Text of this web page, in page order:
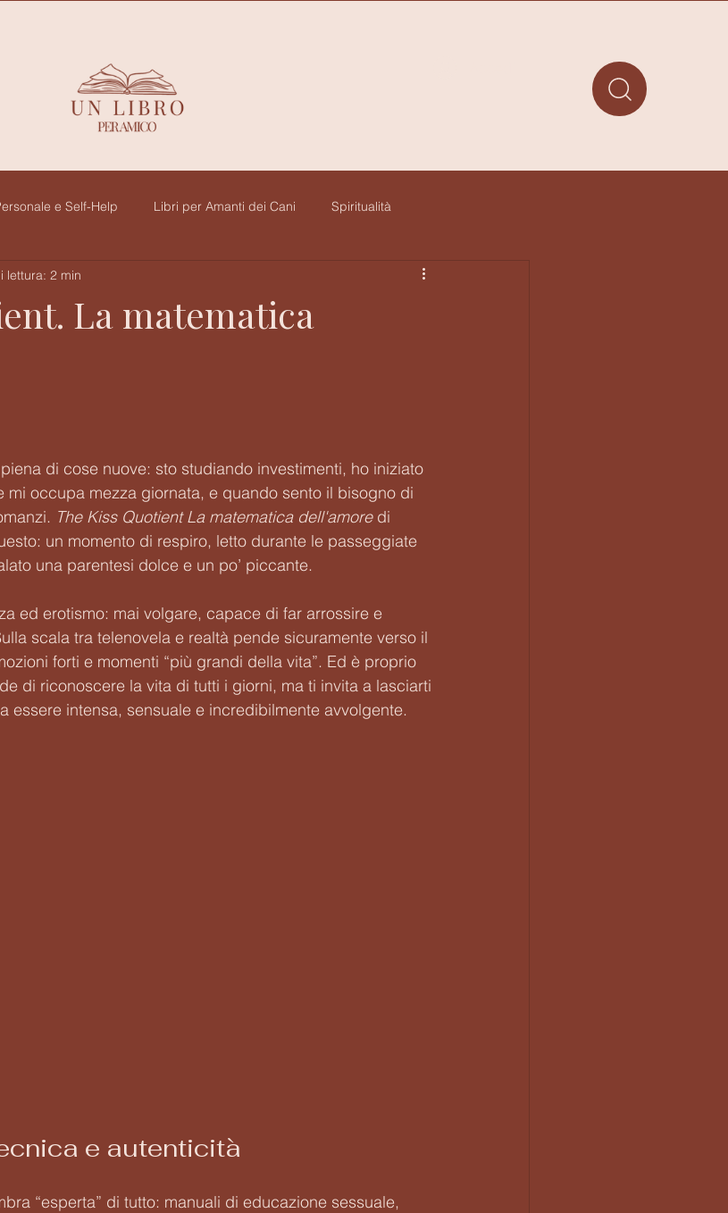
e Self-Help Libri per Amanti dei Cani Spiritualità
& co Diario Letterario
La matematica
lettura: 2 min
di cose nuove: sto studiando investimenti, ho iniziato
mi occupa mezza giornata, e quando sento il bisogno di
The Kiss Quotient La matematica dell'amore di
un momento di respiro, letto durante le passeggiate
una parentesi dolce e un po’ piccante.
ed erotismo: mai volgare, capace di far arrossire e
scala tra telenovela e realtà pende sicuramente verso il
forti e momenti “più grandi della vita”. Ed è proprio
di riconoscere la vita di tutti i giorni, ma ti invita a lasciarti
essere intensa, sensuale e incredibilmente avvolgente.
e autenticità
“esperta” di tutto: manuali di educazione sessuale,